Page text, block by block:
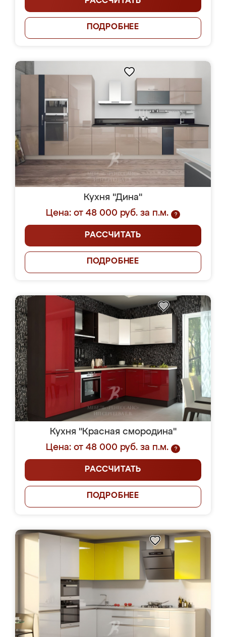
ПОДРОБНЕЕ
Кухня "Дина"
Цена: от 48 000 руб. за п.м.
?
РАССЧИТАТЬ
ПОДРОБНЕЕ
Кухня "Красная смородина"
Цена: от 48 000 руб. за п.м.
?
РАССЧИТАТЬ
ПОДРОБНЕЕ